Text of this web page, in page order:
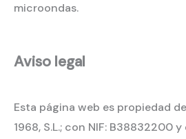
microondas.
Aviso legal
Esta página web es propiedad de
1968, S.L.; con NIF: B38832200